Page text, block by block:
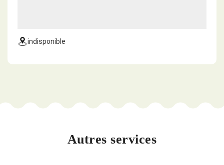
indisponible
Autres services